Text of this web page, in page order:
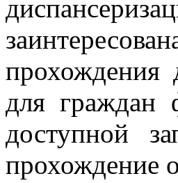
прохождения
для граждан
доступной
прохождение